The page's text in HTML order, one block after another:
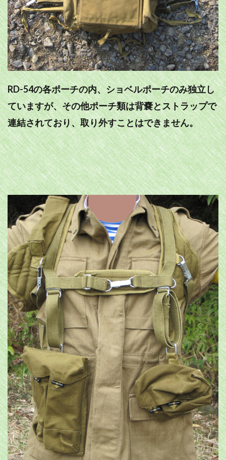
RD-54の各ポーチの内、ショベルポーチのみ独立し
ていますが、その他ポーチ類は背嚢とストラップで
連結されており、取り外すことはできません。